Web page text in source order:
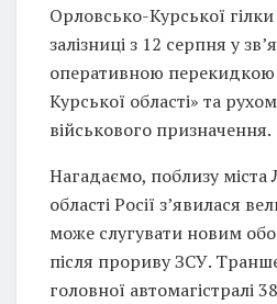
Орловсько-Курської
залізниці з 12 серпня у
оперативною перекидкою
Курської області» та
військового призначення.
Нагадаємо, поблизу міста
області Росії з’явилася
може слугувати новим
після прориву ЗСУ.
головної автомагістралі